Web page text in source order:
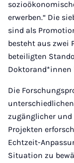
erwerben.“ Die
sind als
besteht aus zwei
beteiligten
Doktorand*innen
Die
zugänglicher und
Projekten
Echtzeit-
Situation zu